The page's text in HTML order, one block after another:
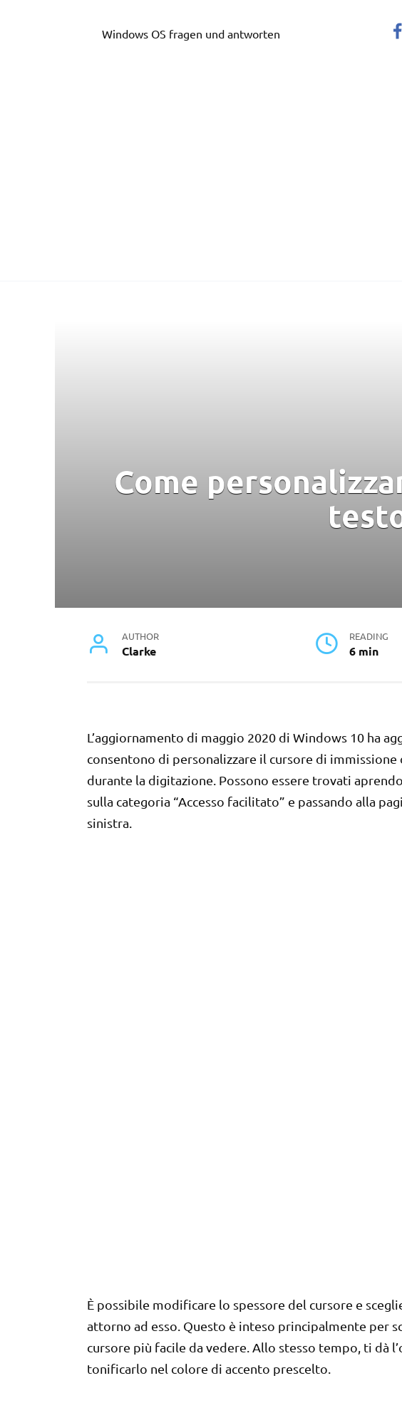
Windows OS fragen und antworten
Come
AUTHOR
Clarke
READING
6 min
L’aggiornamento di maggio 2020 di Windows 10 ha
consentono di personalizzare il cursore di
durante la digitazione. Possono essere trovati
sulla categoria “Accesso facilitato” e passando alla
sinistra.
È possibile modificare lo spessore del cursore e
attorno ad esso. Questo è inteso principalmente per
cursore più facile da vedere. Allo stesso tempo, ti dà
tonificarlo nel colore di accento prescelto.